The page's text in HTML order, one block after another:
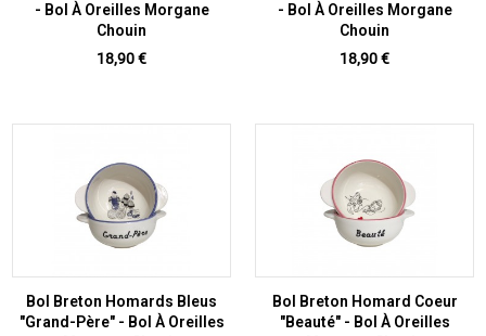
- Bol À Oreilles Morgane
Chouin
Prix
18,90 €
- Bol À Oreilles Morgane
Chouin
Prix
18,90 €
Bol Breton Homards Bleus
"Grand-Père" - Bol À Oreilles
Bol Breton Homard Coeur
"Beauté" - Bol À Oreilles